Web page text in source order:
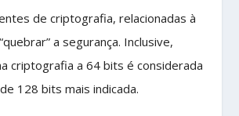
de criptografia, relacionadas à
a segurança. Inclusive,
criptografia a 64 bits é considerada
128 bits mais indicada.